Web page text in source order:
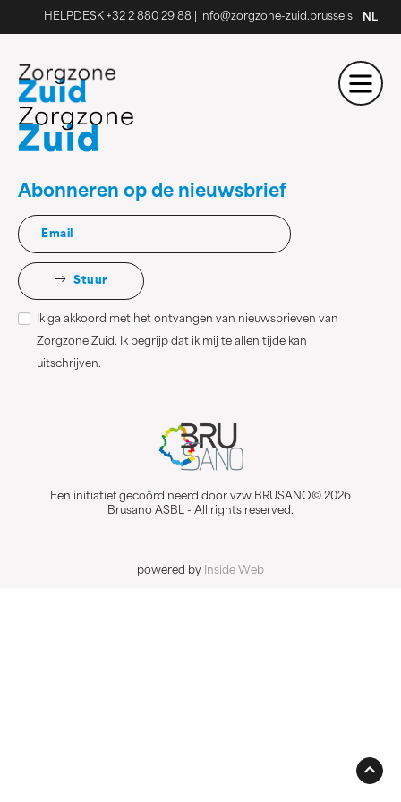
HELPDESK +32 2 880 29 88 info@zorgzone-zuid.brussels NL
Abonneren op de nieuwsbrief
Stuur
Ik ga akkoord met het ontvangen van nieuwsbrieven van
Zorgzone Zuid. Ik begrijp dat ik mij te allen tijde kan
uitschrijven.
Een initiatief gecoördineerd door vzw BRUSANO© 2026
Brusano ASBL - All rights reserved.
powered by Inside Web